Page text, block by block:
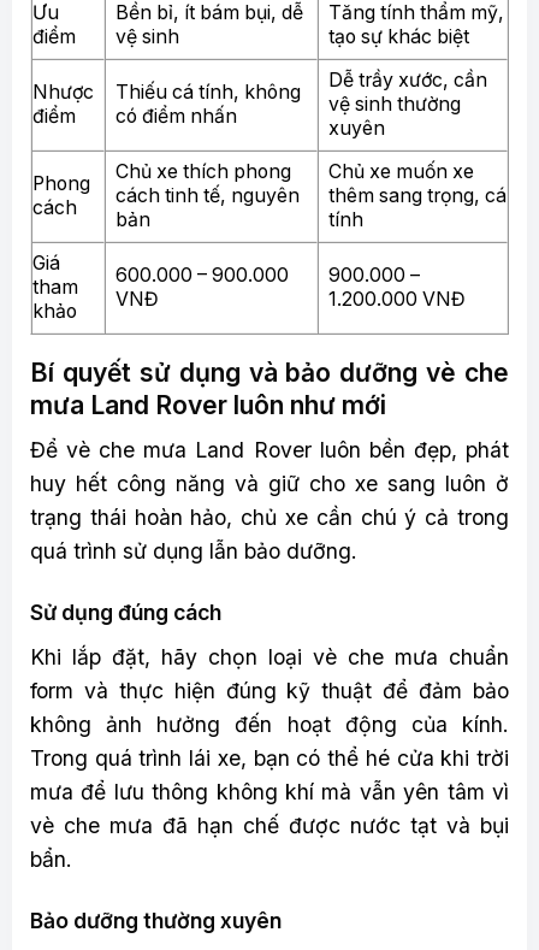
Ưu
điểm
Bền bỉ, ít bám bụi, dễ
vệ sinh
Tăng tính thẩm mỹ,
tạo sự khác biệt
Nhược
điểm
Thiếu cá tính, không
có điểm nhấn
Dễ trầy xước, cần
vệ sinh thường
xuyên
Phong
cách
Chủ xe thích phong
cách tinh tế, nguyên
bản
Chủ xe muốn xe
thêm sang trọng, cá
tính
Giá
tham
khảo
600.000 – 900.000
VNĐ
900.000 –
1.200.000 VNĐ
Bí quyết sử dụng và bảo dưỡng vè che
mưa Land Rover luôn như mới
Để vè che mưa Land Rover luôn bền đẹp, phát
huy hết công năng và giữ cho xe sang luôn ở
trạng thái hoàn hảo, chủ xe cần chú ý cả trong
quá trình sử dụng lẫn bảo dưỡng.
Sử dụng đúng cách
Khi lắp đặt, hãy chọn loại vè che mưa chuẩn
form và thực hiện đúng kỹ thuật để đảm bảo
không ảnh hưởng đến hoạt động của kính.
Trong quá trình lái xe, bạn có thể hé cửa khi trời
mưa để lưu thông không khí mà vẫn yên tâm vì
vè che mưa đã hạn chế được nước tạt và bụi
bẩn.
Bảo dưỡng thường xuyên